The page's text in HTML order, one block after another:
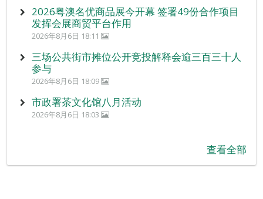
2026粤澳名优商品展今开幕 签署49份合作项目
发挥会展商贸平台作用
2026年8月6日 18:11
三场公共街市摊位公开竞投解释会逾三百三十人
参与
2026年8月6日 18:09
市政署茶文化馆八月活动
2026年8月6日 18:03
查看全部